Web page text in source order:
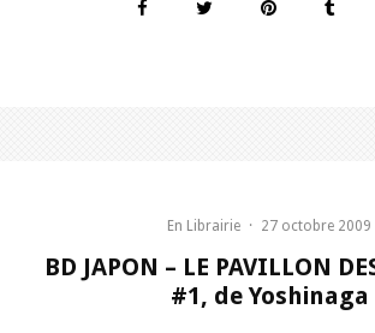
En Librairie · 27 octobre 2009
BD JAPON – LE PAVILLON
#1, de Yoshinaga